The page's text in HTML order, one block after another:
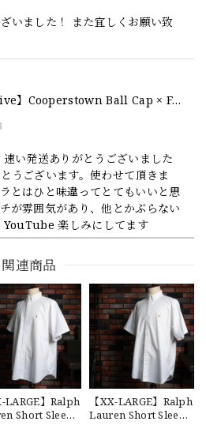
いました！ また宜しくお願い致
【Exclusive】Cooperstown Ball Cap × FAR EAST SIGNAL "NSN / NY" NAVY×WHITE Made in USA 別注 新品 クーパーズタウンボールキャップ 6パネル 紺
い発送ありがとうございました
うございます。使わせて頂きま
とはひと味違ってとてもいいと思
が雰囲気があり、他とかぶらない
YouTube 楽しみにしてます
【Cooperstown Ball Cap】Made in USA Baseball Cap "1952 BIRMINGHAM BLACK BARONS" 新品 クーパーズタウンボールキャップ バーミングハムブラックバロンズ 6パネル
【W36】POLO by Ralph Lauren POLO CHINO ポロチノ ラルフローレン ユーズド ショーツ ショートパンツ No.30
関連商品
LARGE】Ralph
Short Sleeve
【XX-LARGE】Ralph
Lauren Short Sleeve